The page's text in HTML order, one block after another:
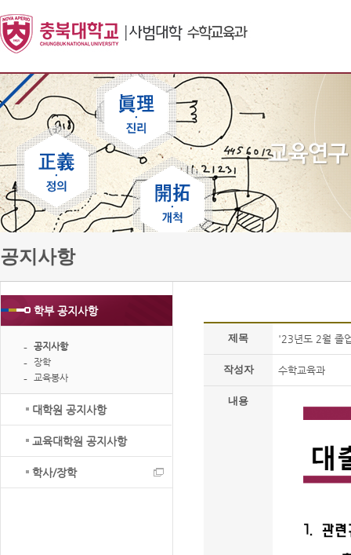
학부 공지사항
공지사항
장학
교육봉사
대학원 공지사항
교육대학원 공지사항
학사/장학
공지사항
제목 '23년도 2월 졸
작성자 수학교육과
내용